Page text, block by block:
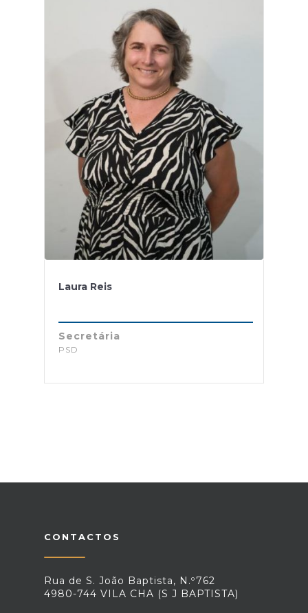
Laura Reis
Secretária
PSD
CONTACTOS
Rua de S. João Baptista, N.º762
4980-744 VILA CHA (S J BAPTISTA)